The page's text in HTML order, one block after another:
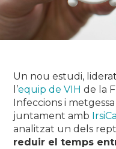
Un nou estudi,
l’equip de VIH de la
Infeccions i
juntament amb
analitzat un dels
reduir el temps